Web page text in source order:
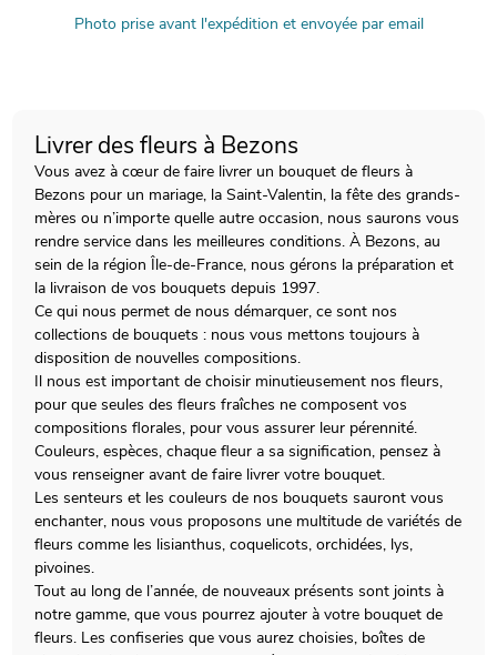
Photo prise avant l'expédition et envoyée par email
Livrer des fleurs à Bezons
Vous avez à cœur de faire livrer un bouquet de fleurs à
Bezons pour un mariage, la Saint-Valentin, la fête des grands-
mères ou n’importe quelle autre occasion, nous saurons vous
rendre service dans les meilleures conditions. À Bezons, au
sein de la région Île-de-France, nous gérons la préparation et
la livraison de vos bouquets depuis 1997.
Ce qui nous permet de nous démarquer, ce sont nos
collections de bouquets : nous vous mettons toujours à
disposition de nouvelles compositions.
Il nous est important de choisir minutieusement nos fleurs,
pour que seules des fleurs fraîches ne composent vos
compositions florales, pour vous assurer leur pérennité.
Couleurs, espèces, chaque fleur a sa signification, pensez à
vous renseigner avant de faire livrer votre bouquet.
Les senteurs et les couleurs de nos bouquets sauront vous
enchanter, nous vous proposons une multitude de variétés de
fleurs comme les lisianthus, coquelicots, orchidées, lys,
pivoines.
Tout au long de l’année, de nouveaux présents sont joints à
notre gamme, que vous pourrez ajouter à votre bouquet de
fleurs. Les confiseries que vous aurez choisies, boîtes de